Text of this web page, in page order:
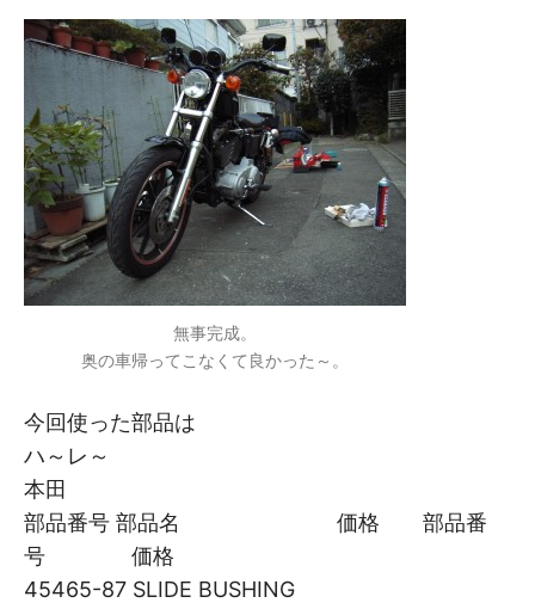
無事完成。
奥の車帰ってこなくて良かった～。
今回使った部品は
ハ～レ～
本田
部品番号 部品名 価格 部品番
号 価格
45465-87 SLIDE BUSHING